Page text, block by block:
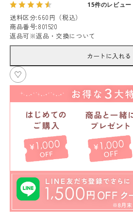
15件のレビュー
送料区分:660円（税込）
商品番号:801520
返品可 ※返品・交換について
カートに入れる